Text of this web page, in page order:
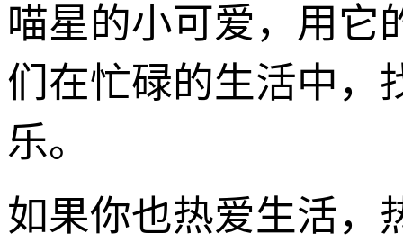
喵星的小可爱，用它
们在忙碌的生活中，
乐。
如果你也热爱生活，